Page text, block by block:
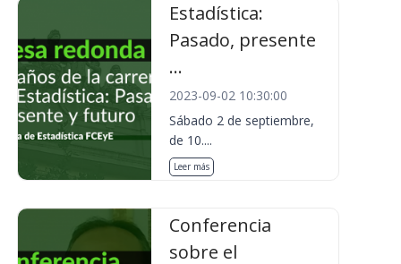
Estadística:
Pasado, presente
...
2023-09-02 10:30:00
Sábado 2 de septiembre,
de 10....
Leer más
Conferencia
sobre el